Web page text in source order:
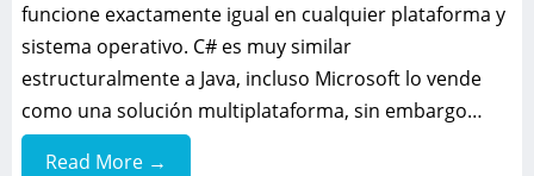
funcione exactamente igual en cualquier plataforma y
sistema operativo. C# es muy similar
estructuralmente a Java, incluso Microsoft lo vende
como una solución multiplataforma, sin embargo…
Read More →